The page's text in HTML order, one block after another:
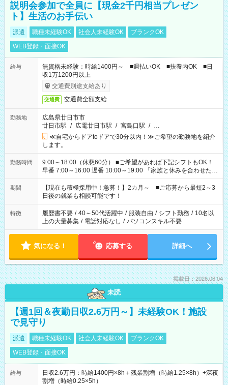
説明会参加で全員に【現金2千円相当プレゼン
ト】生活のお手伝い
派遣 職種未経験OK 社会人未経験OK
ブランクOK
WEB登録・面接OK
給与
無資格未経験：時給1400円～ ■週払いOK ■扶養内OK ■日
収1万1200円以上
交通費別途支給あり
交通費 交通費全額支給
勤務地
広島県廿日市市
廿日市駅 / 広電廿日市駅 / 宮島口駅 / …
≪自宅からドアtoドアで30分以内！≫ご希望の勤務地を紹介
します。
勤務時間
9:00～18:00（休憩60分） ■ご希望があれば下記シフトもOK！
早番 7:00～16:00 遅番 10:00～19:00 「家族と休みを合わせた
い」 「余裕を持って夕飯の準備がしたい」 「できれば残業はし
たくない」 など、ご希望を教えてくださいね。 ※Wワーク希望
の方へ 今ご覧のお仕事で希望する勤務時間と、もう1つのお仕事
の勤務時間。 合計で週40時間を超える場合は応募できません。
期間
【現在も積極採用中！急募！】2カ月～ ■ご応募から最短2～3
日後の就業も相談可能です！
特徴 履歴書不要 / 40～50代活躍中 / 服装自由 / シフト勤務 / 10名以
上の大量募集 / 電話対応なし / パソコンスキル不要
気になる！ 応募する 詳細へ
掲載日：2026.08.04
未読
【週1回＆夜勤日収2.6万円～】未経験OK！施設
で見守り
派遣 職種未経験OK 社会人未経験OK
ブランクOK
WEB登録・面接OK
給与
日収2.6万円：時給1400円×8h＋残業割増（時給1.25×8h）+深夜
割増（時給0.25×5h）